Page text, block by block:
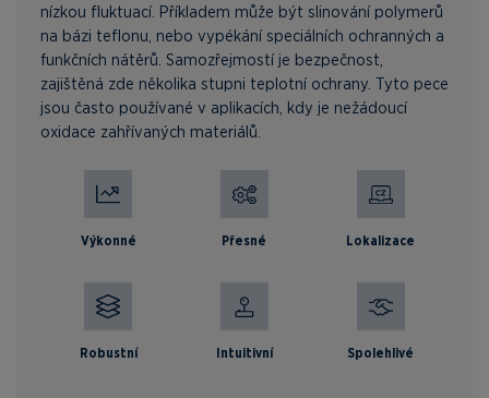
nízkou fluktuací. Příkladem může být slinování polymerů
na bázi teflonu, nebo vypékání speciálních ochranných a
funkčních nátěrů. Samozřejmostí je bezpečnost,
zajištěná zde několika stupni teplotní ochrany. Tyto pece
jsou často používané v aplikacích, kdy je nežádoucí
oxidace zahřívaných materiálů.
Výkonné Přesné Lokalizace
Robustní Intuitivní Spolehlivé